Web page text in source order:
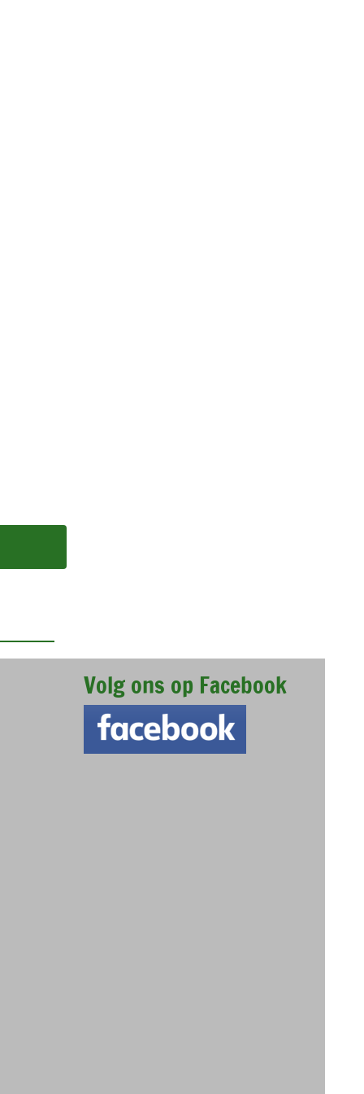
Volg ons op Facebook